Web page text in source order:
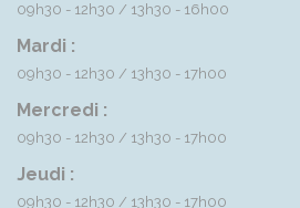
09h30 - 12h30 13h30 - 16h00
Mardi :
09h30 - 12h30 13h30 - 17h00
Mercredi :
09h30 - 12h30 13h30 - 17h00
Jeudi :
09h30 - 12h30 13h30 - 17h00